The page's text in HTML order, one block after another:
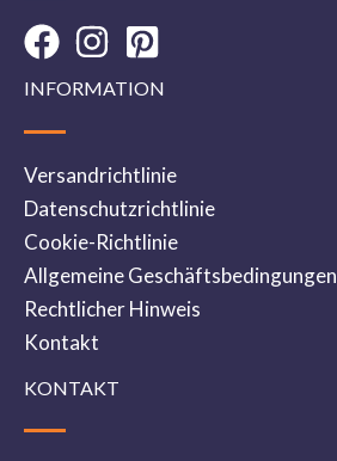
INFORMATION
Versandrichtlinie
Datenschutzrichtlinie
Cookie-Richtlinie
Allgemeine Geschäftsbedingungen
Rechtlicher Hinweis
Kontakt
KONTAKT